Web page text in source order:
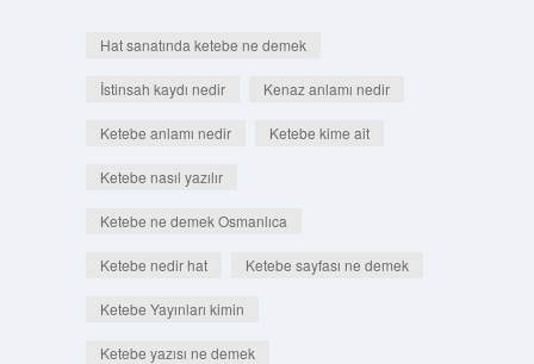
Hat sanatında ketebe ne demek
İstinsah kaydı nedir Kenaz anlamı nedir
Ketebe anlamı nedir Ketebe kime ait
Ketebe nasıl yazılır
Ketebe ne demek Osmanlıca
Ketebe nedir hat Ketebe sayfası ne demek
Ketebe Yayınları kimin
Ketebe yazısı ne demek